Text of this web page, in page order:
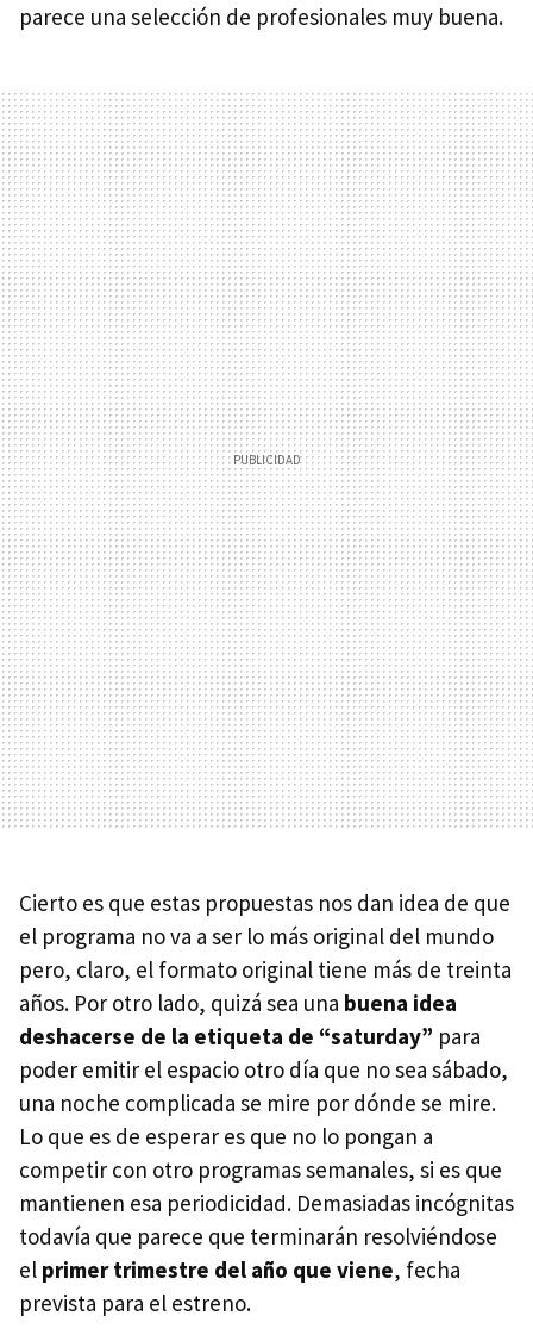
parece una selección de profesionales muy buena.
Cierto es que estas propuestas nos dan idea de que
el programa no va a ser lo más original del mundo
pero, claro, el formato original tiene más de treinta
años. Por otro lado, quizá sea una buena idea
deshacerse de la etiqueta de “saturday” para
poder emitir el espacio otro día que no sea sábado,
una noche complicada se mire por dónde se mire.
Lo que es de esperar es que no lo pongan a
competir con otro programas semanales, si es que
mantienen esa periodicidad. Demasiadas incógnitas
todavía que parece que terminarán resolviéndose
el primer trimestre del año que viene, fecha
prevista para el estreno.